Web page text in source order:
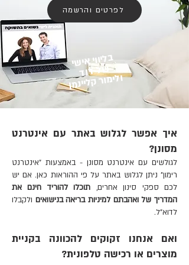
אחרי שהצלחנו היה מעולה."
"בעלי טוען שהלחץ על האיבר לא נעים לו
אז אנחנו משתמשים בזה בתור רוקט
פוקט לדגדגן וזה סבבה."
"אני שמח שעם הטבעת אשתי נהנית גם
בזמן החדירה ולא רק לפני או אחרי."
"הצבעים המתחלפים בנורה לפי מצבי
הרטט זה גאוני! ככה אפשר לכוון למצב
שאנחנו מעדיפים גם בחושך בלי
להתבלבל."
"ממש התלהבנו מהעיצוב, אמרו לכם כבר
מפרט טכני
לפרטים והרשמה
בליווי אישי
של דוד
ולימור קליינמן
איך אפשר לגלוש באתר עם אינטרנט
מסונן?
לגולשים עם אינטרנט מסונן - באמצעות "אינטרנט
רימון" ניתן לגלוש באתר על פי ההוראות כאן. אם יש
לכם ספקי סינון אחרים, תוכלו להוריד חינם את
המדריך של ואהבתם למיניות בריאה בנישואים ולקבלו
לדוא"ל.
ואם אנחנו זקוקים להכוונה בקניית
מוצרים או רכישה טלפונית?